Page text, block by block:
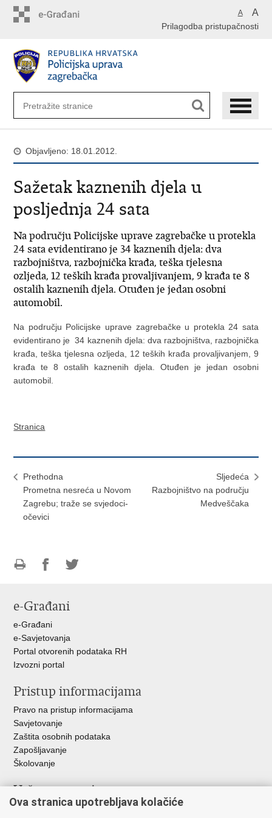
A A
Prilagodba pristupačnosti
Objavljeno: 18.01.2012.
Sažetak kaznenih djela u
posljednja 24 sata
Na području Policijske uprave zagrebačke u protekla
24 sata evidentirano je 34 kaznenih djela: dva
razbojništva, razbojnička krađa, teška tjelesna
ozljeda, 12 teških krađa provaljivanjem, 9 krađa te 8
ostalih kaznenih djela. Otuđen je jedan osobni
automobil.
Na području Policijske uprave zagrebačke u protekla 24 sata
evidentirano je 34 kaznenih djela: dva razbojništva, razbojnička
krađa, teška tjelesna ozljeda, 12 teških krađa provaljivanjem, 9
krađa te 8 ostalih kaznenih djela. Otuđen je jedan osobni
automobil.
Stranica
Prethodna
Prometna nesreća u Novom
Zagrebu; traže se svjedoci-
očevici
Sljedeća
Razbojništvo na području
Medveščaka
FacebookuTwitteru
e-Građani
e-Građani
e-Savjetovanja
Portal otvorenih podataka RH
Izvozni portal
Pristup informacijama
Pravo na pristup informacijama
Savjetovanje
Zaštita osobnih podataka
Zapošljavanje
Školovanje
Važne poveznice
Ministarstvo unutarnjih poslova
Ova stranica upotrebljava kolačiće